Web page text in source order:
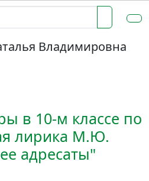
Владимировна
в 10-м классе по
лирика М.Ю.
адресаты"